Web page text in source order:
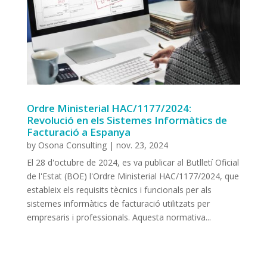
Ordre Ministerial HAC/1177/2024:
Revolució en els Sistemes Informàtics de
Facturació a Espanya
by Osona Consulting| nov. 23, 2024
El 28 d'octubre de 2024, es va publicar al Butlletí Oficial
de l'Estat (BOE) l'Ordre Ministerial HAC/1177/2024, que
estableix els requisits tècnics i funcionals per als
sistemes informàtics de facturació utilitzats per
empresaris i professionals. Aquesta normativa...